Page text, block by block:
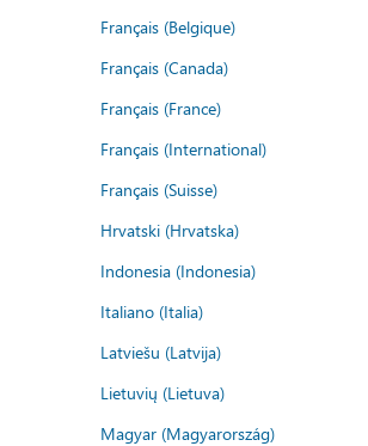
Français (Belgique)
Français (Canada)
Français (France)
Français (International)
Français (Suisse)
Hrvatski (Hrvatska)
Indonesia (Indonesia)
Italiano (Italia)
Latviešu (Latvija)
Lietuvių (Lietuva)
Magyar (Magyarország)